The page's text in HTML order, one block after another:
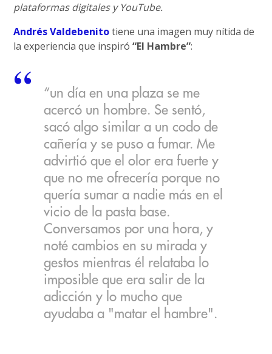
plataformas digitales y YouTube.
Andrés Valdebenitotiene una imagen muy nítida de
la experiencia que inspiró“El Hambre”:
“un día en una plaza se me
acercó un hombre. Se sentó,
sacó algo similar a un codo de
cañería y se puso a fumar. Me
advirtió que el olor era fuerte y
que no me ofrecería porque no
quería sumar a nadie más en el
vicio de la pasta base.
Conversamos por una hora, y
noté cambios en su mirada y
gestos mientras él relataba lo
imposible que era salir de la
adicción y lo mucho que
ayudaba a "matar el hambre".